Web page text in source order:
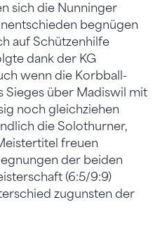
sich die Nunninger
begnügen
auf Schützenhilfe
dank der KG
wenn die Korbball-
Sieges über Madiswil mit
noch gleichziehen
die Solothurner,
freuen
der beiden
(6:5/9:9)
zugunsten der